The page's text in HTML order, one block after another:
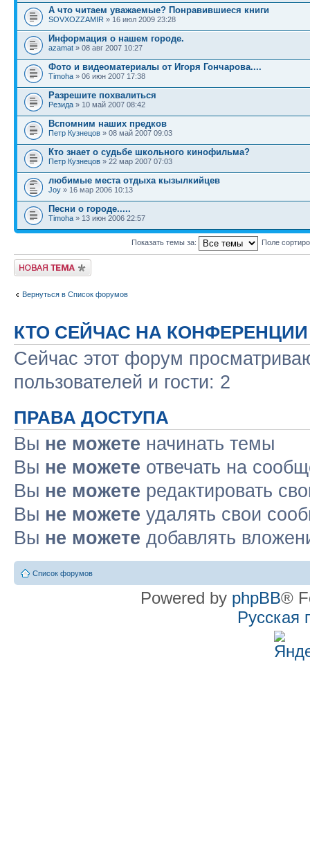
А что читаем уважаемые? Понравившиеся книги
SOVXOZZAMIR » 16 июл 2009 23:28
Информация о нашем городе.
azamat » 08 авг 2007 10:27
Фото и видеоматериалы от Игоря Гончарова....
Timoha » 06 июн 2007 17:38
Разрешите похвалиться
Резида » 10 май 2007 08:42
Вспомним наших предков
Петр Кузнецов » 08 май 2007 09:03
Кто знает о судьбе школьного кинофильма?
Петр Кузнецов » 22 мар 2007 07:03
любимые места отдыха кызылкийцев
Joy » 16 мар 2006 10:13
Песни о городе.....
Timoha » 13 июн 2006 22:57
Показать темы за: Поле
Новая тема
Вернуться в Список форумов
КТО СЕЙЧАС НА КОНФЕРЕНЦИИ
Сейчас этот форум
пользователей и гости: 2
ПРАВА ДОСТУПА
Вы не можете начинать темы
Вы не можете отвечать на
Вы не можете редактировать
Вы не можете удалять свои
Вы не можете добавлять
Список форумов
Powered by phpBB®
Русская